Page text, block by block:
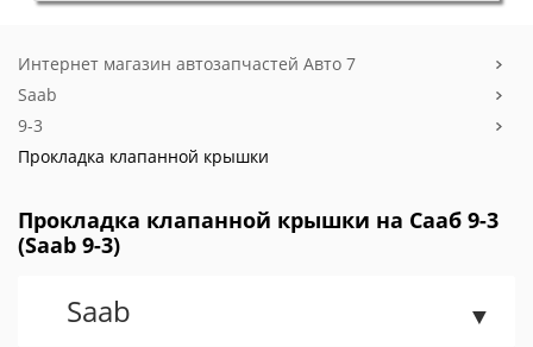
Интернет магазин автозапчастей Авто 7
Saab
9-3
Прокладка клапанной крышки
Прокладка клапанной крышки на Сааб 9-3
(Saab 9-3)
Saab